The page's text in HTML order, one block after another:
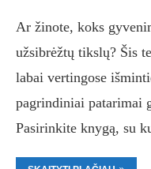
Ar žinote, koks
užsibrėžtų tikslų? Šis
labai vertingose
pagrindiniai patarimai
Pasirinkite knygą, su